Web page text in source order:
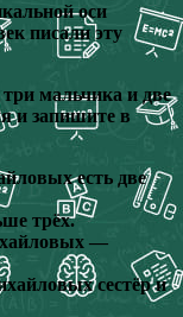
оси
писали эту
мальчика и две
и запишите в
есть две
трёх.
—
сестёр и